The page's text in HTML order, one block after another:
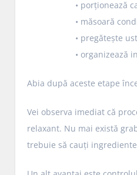
• porționează
• măsoară
• pregătește
• organizează
Abia după aceste etape
Vei observa imediat că
relaxant. Nu mai există
trebuie să cauți